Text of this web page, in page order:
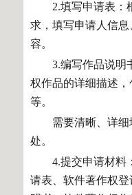
2.填写申请表：
求，填写申请人信
容。
3.编写作品说明
权作品的详细描述
等。
需要清晰、详
处。
4.提交申请材料
请表、软件著作权